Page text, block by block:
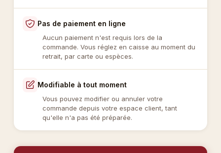
Pas de paiement en ligne
Aucun paiement n'est requis lors de la
commande. Vous réglez en caisse au moment du
retrait, par carte ou espèces.
Modifiable à tout moment
Vous pouvez modifier ou annuler votre
commande depuis votre espace client, tant
qu'elle n'a pas été préparée.